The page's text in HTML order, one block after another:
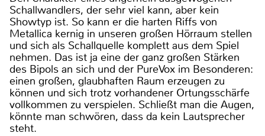
Schallwandlers, der sehr viel kann, aber kein
Showtyp ist. So kann er die harten Riffs von
Metallica kernig in unseren großen Hörraum stellen
und sich als Schallquelle komplett aus dem Spiel
nehmen. Das ist ja eine der ganz großen Stärken
des Bipols an sich und der PureVox im Besonderen:
einen großen, glaubhaften Raum erzeugen zu
können und sich trotz vorhandener Ortungsschärfe
vollkommen zu verspielen. Schließt man die Augen,
könnte man schwören, dass da kein Lautsprecher
steht.